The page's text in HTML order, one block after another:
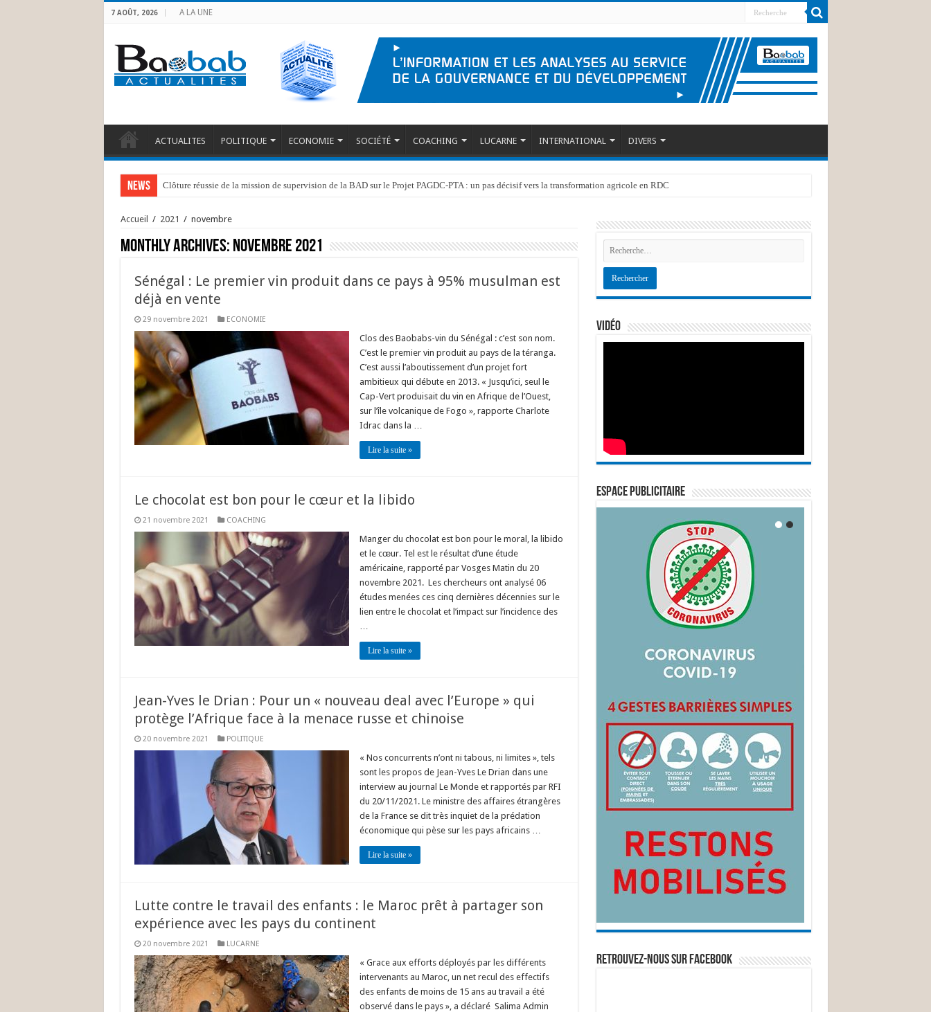
7 AOÛT, 2026 A LA UNE
ACTUALITES POLITIQUE ECONOMIE SOCIÉTÉ COACHING LUCARNE INTERNATIONAL DIVERS
News Clôture réussie de la mission de supervision de la BAD sur le Projet PAGDC-PTA : un pas décisif vers la transformation agricole en RDC
Kongo Central : Indemnisation de 39 personnes affectées par l’emblavement des terres à INERA Gimbi dans le cadre du PADCV-PTA
Accueil / 2021 / novembre
Monthly Archives: novembre 2021
Sénégal : Le premier vin produit dans ce pays à 95% musulman est
déjà en vente
29 novembre 2021 ECONOMIE
Clos des Baobabs-vin du Sénégal : c’est son nom.
C’est le premier vin produit au pays de la téranga.
C’est aussi l’aboutissement d’un projet fort
ambitieux qui débute en 2013. « Jusqu’ici, seul le
Cap-Vert produisait du vin en Afrique de l’Ouest,
sur l’île volcanique de Fogo », rapporte Charlote
Idrac dans la …
Lire la suite »
Le chocolat est bon pour le cœur et la libido
21 novembre 2021 COACHING
Manger du chocolat est bon pour le moral, la libido
et le cœur. Tel est le résultat d’une étude
américaine, rapporté par Vosges Matin du 20
novembre 2021. Les chercheurs ont analysé 06
études menées ces cinq dernières décennies sur le
lien entre le chocolat et l’impact sur l’incidence des
…
Lire la suite »
Jean-Yves le Drian : Pour un « nouveau deal avec l’Europe » qui
protège l’Afrique face à la menace russe et chinoise
20 novembre 2021 POLITIQUE
« Nos concurrents n’ont ni tabous, ni limites », tels
sont les propos de Jean-Yves Le Drian dans une
interview au journal Le Monde et rapportés par RFI
du 20/11/2021. Le ministre des affaires étrangères
de la France se dit très inquiet de la prédation
économique qui pèse sur les pays africains …
Lire la suite »
Lutte contre le travail des enfants : le Maroc prêt à partager son
expérience avec les pays du continent
20 novembre 2021 LUCARNE
« Grace aux efforts déployés par les différents
intervenants au Maroc, un net recul des effectifs
des enfants de moins de 15 ans au travail a été
observé dans le pays », a déclaré Salima Admin
Vidéo
ESPACE PUBLICITAIRE
Retrouvez-nous sur Facebook